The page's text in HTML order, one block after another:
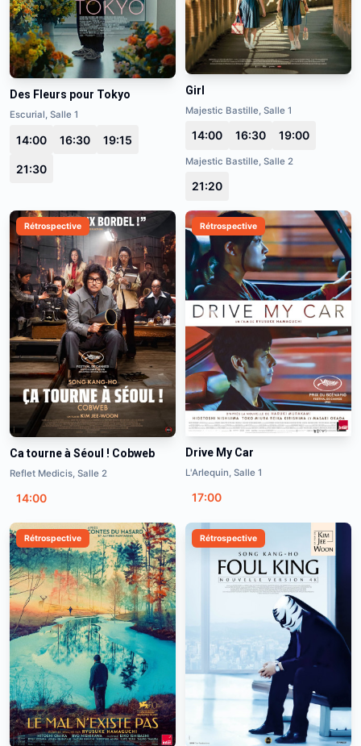
Des Fleurs pour Tokyo
Escurial, Salle 1
14:00 16:30 19:15
21:30
Girl
Majestic Bastille, Salle 1
14:00 16:30 19:00
Majestic Bastille, Salle 2
21:20
Rétrospective
Ca tourne à Séoul ! Cobweb
Reflet Medicis, Salle 2
14:00
Rétrospective
Drive My Car
L'Arlequin, Salle 1
17:00
Rétrospective Rétrospective